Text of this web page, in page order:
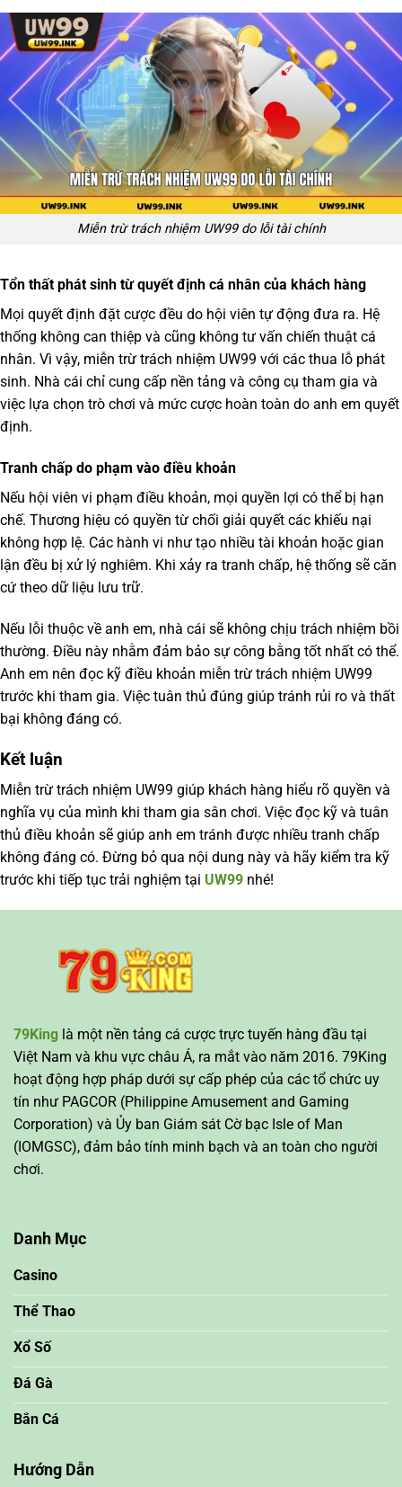
Miễn trừ trách nhiệm UW99 do lỗi tài chính
Tổn thất phát sinh từ quyết định cá nhân của khách hàng
Mọi quyết định đặt cược đều do hội viên tự động đưa ra. Hệ
thống không can thiệp và cũng không tư vấn chiến thuật cá
nhân. Vì vậy, miễn trừ trách nhiệm UW99 với các thua lỗ phát
sinh. Nhà cái chỉ cung cấp nền tảng và công cụ tham gia và
việc lựa chọn trò chơi và mức cược hoàn toàn do anh em quyết
định.
Tranh chấp do phạm vào điều khoản
Nếu hội viên vi phạm điều khoản, mọi quyền lợi có thể bị hạn
chế. Thương hiệu có quyền từ chối giải quyết các khiếu nại
không hợp lệ. Các hành vi như tạo nhiều tài khoản hoặc gian
lận đều bị xử lý nghiêm. Khi xảy ra tranh chấp, hệ thống sẽ căn
cứ theo dữ liệu lưu trữ.
Nếu lỗi thuộc về anh em, nhà cái sẽ không chịu trách nhiệm bồi
thường. Điều này nhằm đảm bảo sự công bằng tốt nhất có thể.
Anh em nên đọc kỹ điều khoản miễn trừ trách nhiệm UW99
trước khi tham gia. Việc tuân thủ đúng giúp tránh rủi ro và thất
bại không đáng có.
Kết luận
Miễn trừ trách nhiệm UW99 giúp khách hàng hiểu rõ quyền và
nghĩa vụ của mình khi tham gia sân chơi. Việc đọc kỹ và tuân
thủ điều khoản sẽ giúp anh em tránh được nhiều tranh chấp
không đáng có. Đừng bỏ qua nội dung này và hãy kiểm tra kỹ
trước khi tiếp tục trải nghiệm tại UW99 nhé!
79King là một nền tảng cá cược trực tuyến hàng đầu tại
Việt Nam và khu vực châu Á, ra mắt vào năm 2016. 79King
hoạt động hợp pháp dưới sự cấp phép của các tổ chức uy
tín như PAGCOR (Philippine Amusement and Gaming
Corporation) và Ủy ban Giám sát Cờ bạc Isle of Man
(IOMGSC), đảm bảo tính minh bạch và an toàn cho người
chơi.
Danh Mục
Casino
Thể Thao
Xổ Số
Đá Gà
Bắn Cá
Hướng Dẫn